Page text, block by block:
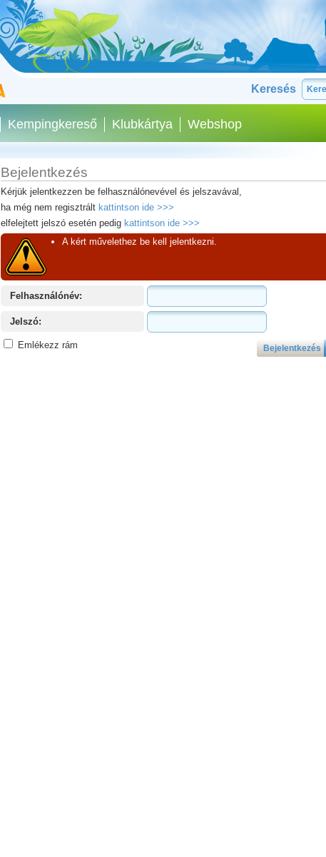
Keresés
Kempingkereső Klubkártya Webshop
Bejelentkezés
Kérjük jelentkezzen be felhasználónevével és jelszavával,
ha még nem regisztrált kattintson ide >>>
elfelejtett jelszó esetén pedig kattintson ide >>>
A kért művelethez be kell jelentkezni.
Felhasználónév:
Jelszó:
Bejelentkezés
Emlékezz rám